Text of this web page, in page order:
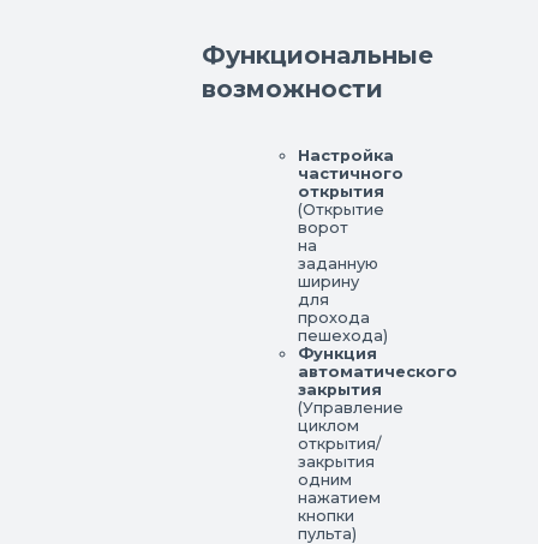
Функциональные
возможности
Настройка
частичного
открытия
(Открытие
ворот
на
заданную
ширину
для
прохода
пешехода)
Функция
автоматического
закрытия
(Управление
циклом
открытия/
закрытия
одним
нажатием
кнопки
пульта)